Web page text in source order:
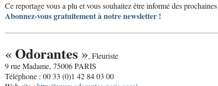
Ce reportage vous a plu et vous souhaitez être informé des
Abonnez-vous gratuitement à notre newsletter !
« Odorantes », Fleuriste
9 rue Madame, 75006 PARIS
Téléphone : 00 33 (0)1 42 84 03 00